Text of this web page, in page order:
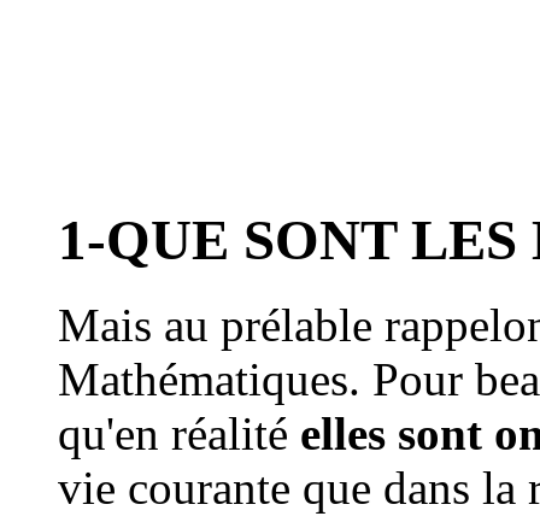
1-QUE SONT
Mais au prélable
Mathématiques. Pour
qu'en réalité elles sont
vie courante que dans la